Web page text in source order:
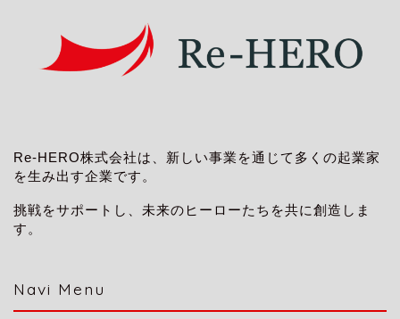
Re-HERO株式会社は、新しい事業を通じて多くの起業家
を生み出す企業です。
挑戦をサポートし、未来のヒーローたちを共に創造しま
す。
Navi Menu